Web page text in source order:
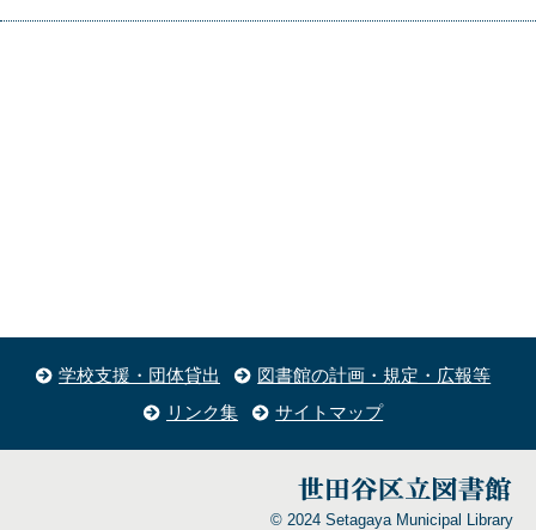
学校支援・団体貸出
図書館の計画・規定・広報等
リンク集
サイトマップ
© 2024 Setagaya Municipal Library